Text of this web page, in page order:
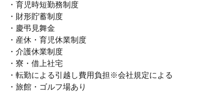
・育児時短勤務制度
・財形貯蓄制度
・慶弔見舞金
・産休・育児休業制度
・介護休業制度
・寮・借上社宅
・転勤による引越し費用負担※会社規定による
・旅館・ゴルフ場あり